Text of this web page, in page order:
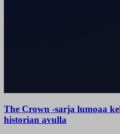
The Crown -sarja lumoaa
historian avulla